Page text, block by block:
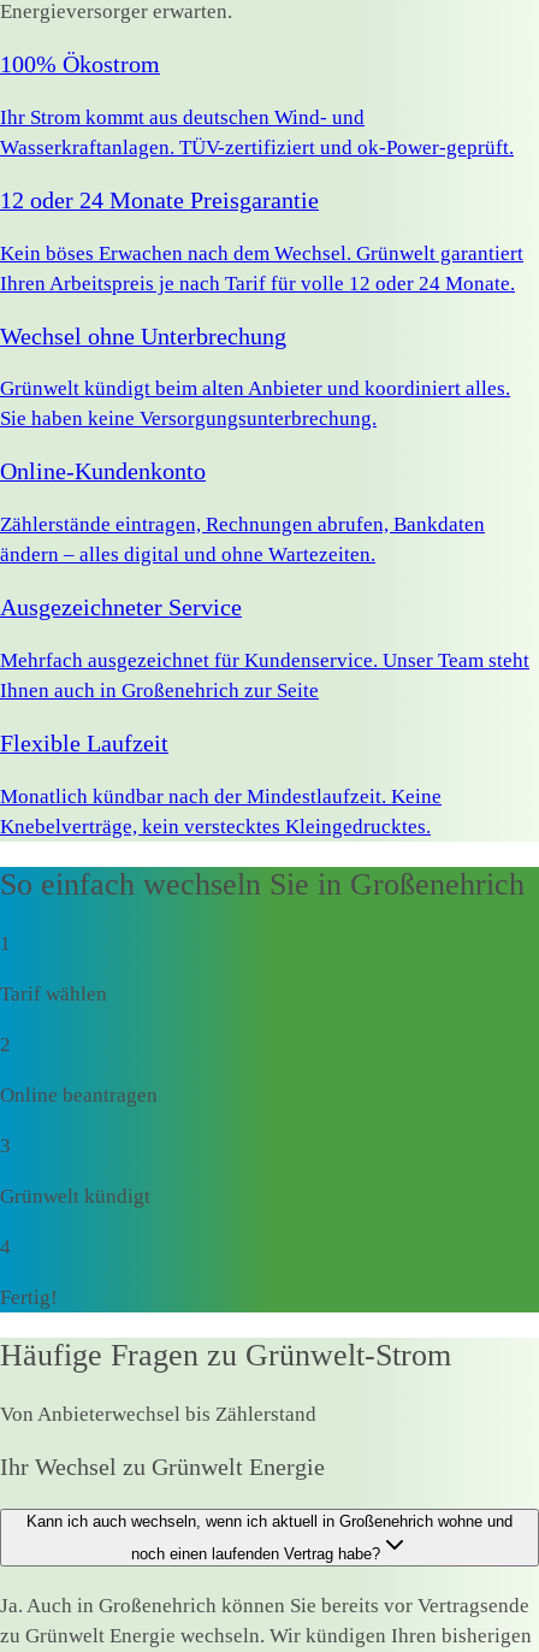
Energieversorger erwarten.
100% Ökostrom
Ihr Strom kommt aus deutschen Wind- und
Wasserkraftanlagen. TÜV-zertifiziert und ok-Power-geprüft.
12 oder 24 Monate Preisgarantie
Kein böses Erwachen nach dem Wechsel. Grünwelt garantiert
Ihren Arbeitspreis je nach Tarif für volle 12 oder 24 Monate.
Wechsel ohne Unterbrechung
Grünwelt kündigt beim alten Anbieter und koordiniert alles.
Sie haben keine Versorgungsunterbrechung.
Online-Kundenkonto
Zählerstände eintragen, Rechnungen abrufen, Bankdaten
ändern – alles digital und ohne Wartezeiten.
Ausgezeichneter Service
Mehrfach ausgezeichnet für Kundenservice. Unser Team steht
Ihnen auch in Großenehrich zur Seite
Flexible Laufzeit
Monatlich kündbar nach der Mindestlaufzeit. Keine
Knebelverträge, kein verstecktes Kleingedrucktes.
So einfach wechseln Sie in Großenehrich
1
Tarif wählen
2
Online beantragen
3
Grünwelt kündigt
4
Fertig!
Häufige Fragen zu Grünwelt-Strom
Von Anbieterwechsel bis Zählerstand
Ihr Wechsel zu Grünwelt Energie
Kann ich auch wechseln, wenn ich aktuell in Großenehrich wohne und
noch einen laufenden Vertrag habe?
Ja. Auch in Großenehrich können Sie bereits vor Vertragsende
zu Grünwelt Energie wechseln. Wir kündigen Ihren bisherigen